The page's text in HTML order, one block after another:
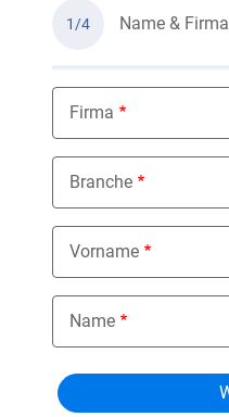
1/4 Name & Firma
Firma
Branche
Nothing selected
Vorname
Name